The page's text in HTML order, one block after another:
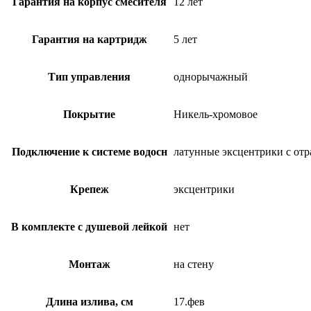
Гарантия на картридж 5 лет
Тип управления однорычажный
Покрытие Никель-хромовое
Подключение к системе водосн латунные эксцентрики с
Крепеж эксцентрики
В комплекте с душевой лейкой нет
Монтаж на стену
Длина излива, см 17.фев